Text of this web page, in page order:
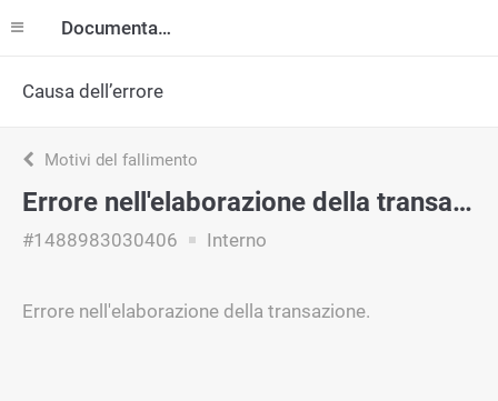
Documentazione
Causa dell’errore
Motivi del fallimento
Errore nell'elaborazione della transazione
#1488983030406 Interno
Errore nell'elaborazione della transazione.